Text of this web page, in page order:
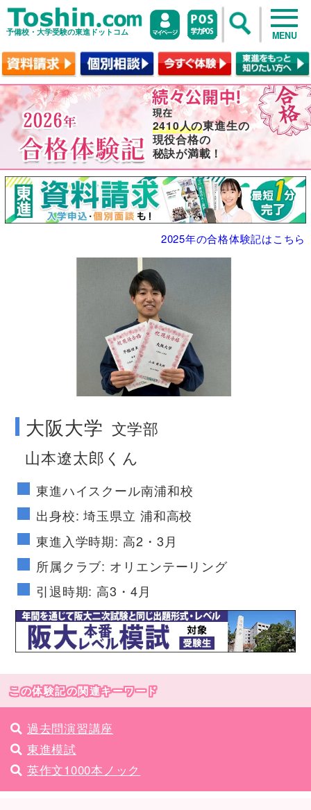
予備校・大学受験の東進ドットコム MENU
2410人の東進生の
現役合格の
秘訣が満載！
2025年の合格体験記はこちら
no image
大阪大学 文学部
山本遼太郎くん
東進ハイスクール南浦和校
出身校: 埼玉県立 浦和高校
東進入学時期: 高2・3月
所属クラブ: オリエンテーリング
引退時期: 高3・4月
この体験記の関連キーワード
過去問演習講座
東進模試
英作文1000本ノック